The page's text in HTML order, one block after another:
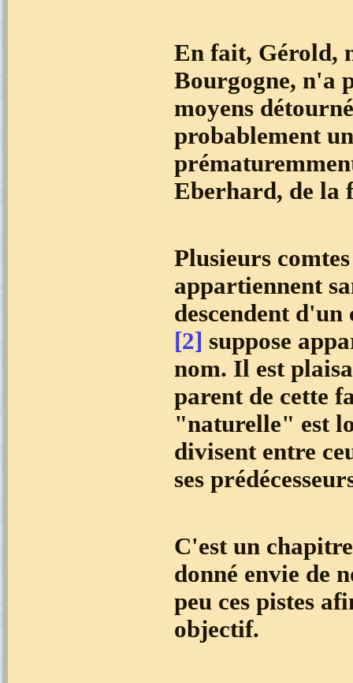
En fait, Gérold,
Bourgogne, n'a
moyens
probablement
Eberhard, de la
Plusieurs
appartiennent
descendent
[2] suppose
nom. Il est
parent de cette
"naturelle" est
divisent entre
ses
C'est un
donné envie de
peu ces pistes
objectif.